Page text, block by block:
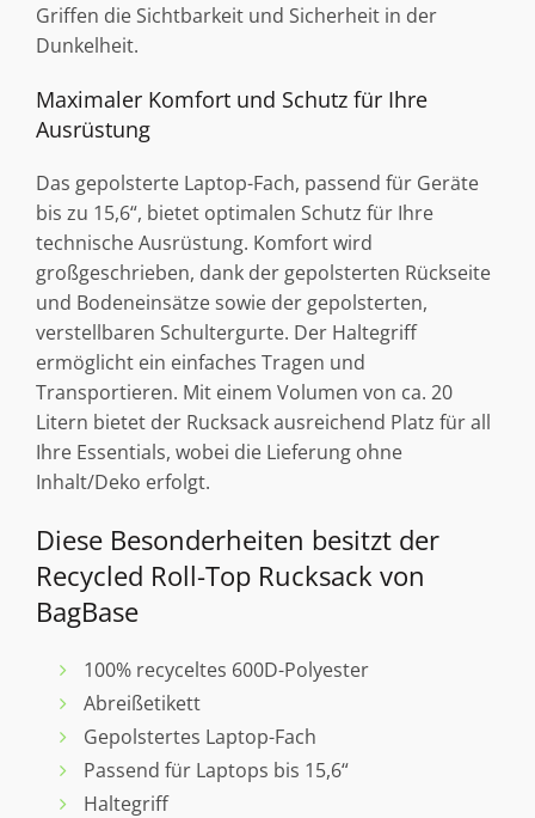
Griffen die Sichtbarkeit und Sicherheit in der
Dunkelheit.
Maximaler Komfort und Schutz für Ihre
Ausrüstung
Das gepolsterte Laptop-Fach, passend für Geräte
bis zu 15,6“, bietet optimalen Schutz für Ihre
technische Ausrüstung. Komfort wird
großgeschrieben, dank der gepolsterten Rückseite
und Bodeneinsätze sowie der gepolsterten,
verstellbaren Schultergurte. Der Haltegriff
ermöglicht ein einfaches Tragen und
Transportieren. Mit einem Volumen von ca. 20
Litern bietet der Rucksack ausreichend Platz für all
Ihre Essentials, wobei die Lieferung ohne
Inhalt/Deko erfolgt.
Diese Besonderheiten besitzt der
Recycled Roll-Top Rucksack von
BagBase
100% recyceltes 600D-Polyester
Abreißetikett
Gepolstertes Laptop-Fach
Passend für Laptops bis 15,6“
Haltegriff